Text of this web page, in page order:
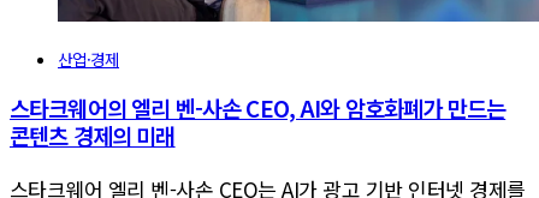
산업·경제
스타크웨어의 엘리 벤-사손 CEO, AI와 암호화폐가 만드는
콘텐츠 경제의 미래
스타크웨어 엘리 벤-사손 CEO는 AI가 광고 기반 인터넷 경제를